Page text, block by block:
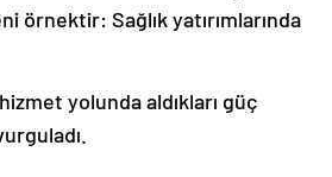
Sağlık yatırımlarında
yolunda aldıkları güç